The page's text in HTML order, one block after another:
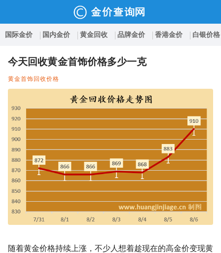
国际金价 国内金价 黄金回收 品牌金价 香港金价 白银价格
今天回收黄金首饰价格多少一克
黄金首饰回收价格
随着黄金价格持续上涨，不少人想着趁现在的高金价变现黄